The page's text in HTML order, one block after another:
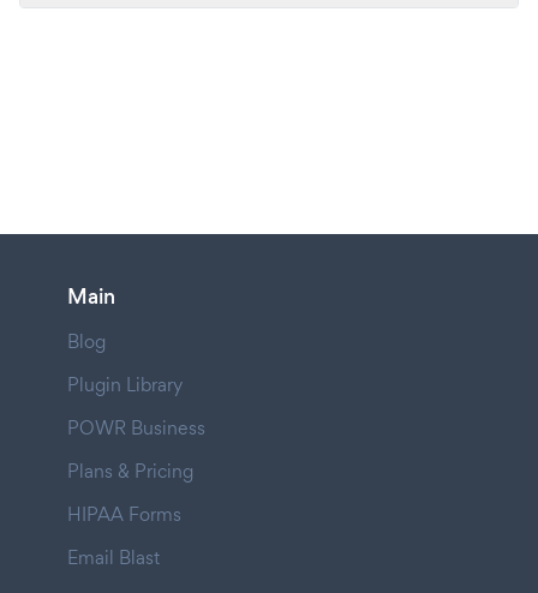
Main
Blog
Plugin Library
POWR Business
Plans & Pricing
HIPAA Forms
Email Blast